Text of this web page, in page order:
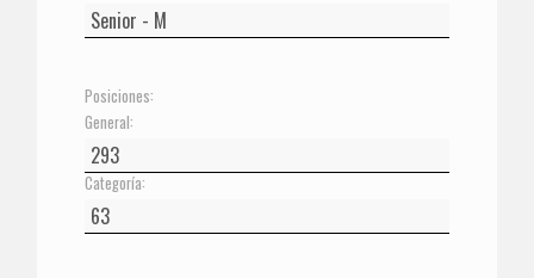
Posiciones:
General:
Categoría: